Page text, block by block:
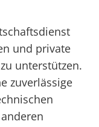
und private
unterstützen.
zuverlässige